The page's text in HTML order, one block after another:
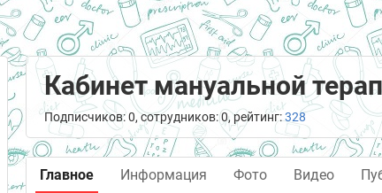
Кабинет мануальной
Подписчиков: 0, сотрудников: 0, рейтинг:328
Главное Информация Фото Видео